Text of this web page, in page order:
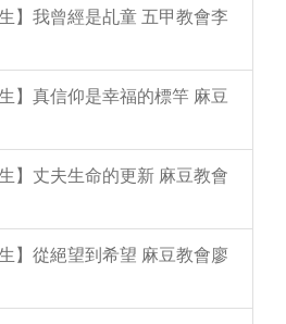
】我曾經是乩童 五甲教會李
】真信仰是幸福的標竿 麻豆
】丈夫生命的更新 麻豆教會
】從絕望到希望 麻豆教會廖